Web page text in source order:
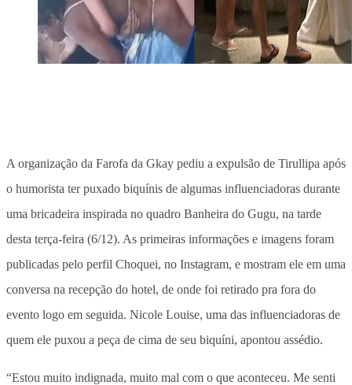
A organização da Farofa da Gkay pediu a expulsão de Tirullipa após
o humorista ter puxado biquínis de algumas influenciadoras durante
uma bricadeira inspirada no quadro Banheira do Gugu, na tarde
desta terça-feira (6/12). As primeiras informações e imagens foram
publicadas pelo perfil Choquei, no Instagram, e mostram ele em uma
conversa na recepção do hotel, de onde foi retirado pra fora do
evento logo em seguida. Nicole Louise, uma das influenciadoras de
quem ele puxou a peça de cima de seu biquíni, apontou assédio.
“Estou muito indignada, muito mal com o que aconteceu. Me senti